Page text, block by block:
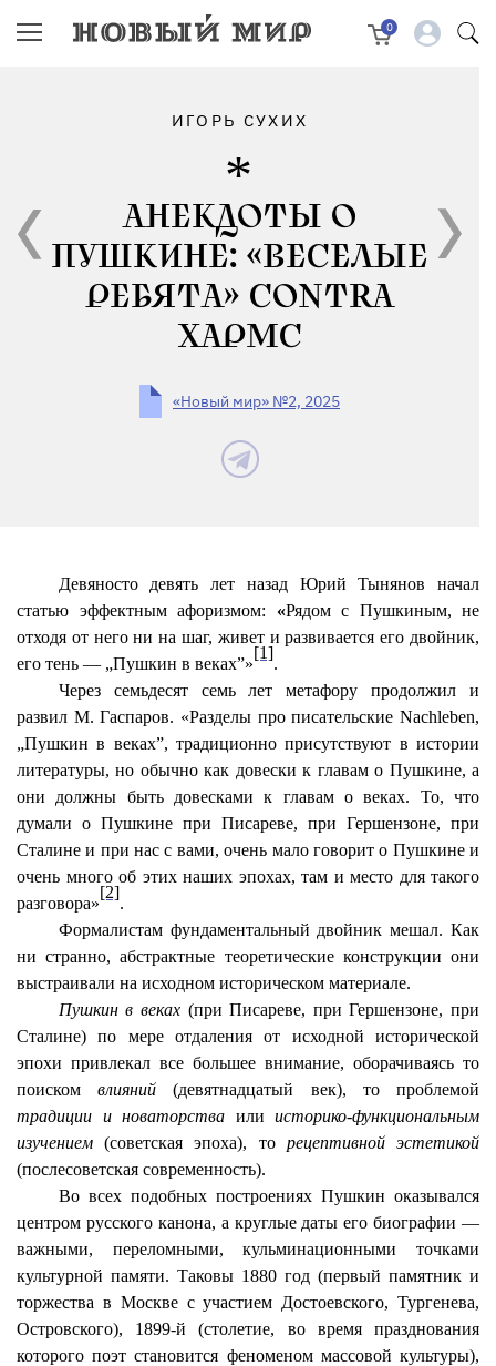
0
ИГОРЬ СУХИХ
АНЕКДОТЫ О
ПУШКИНЕ: «ВЕСЕЛЫЕ
РЕБЯТА» CONTRA
ХАРМС
«Новый мир» №2, 2025
Девяносто девять лет назад
Юрий Тынянов начал
статью эффектным афоризмом: «Рядом с Пушкиным, не
отходя от него ни на шаг, живет и развивается его двойник,
его тень — „Пушкин в веках”»
[1]
.
Через семьдесят семь лет метафору продолжил и
развил М. Гаспаров. «Разделы про писательские Nachleben,
„Пушкин в веках”, традиционно присутствуют в истории
литературы, но обычно как довески к главам о Пушкине, а
они должны быть довесками к главам о веках. То, что
думали о Пушкине при Писареве, при Гершензоне, при
Сталине и при нас с вами, очень мало говорит о Пушкине и
очень много об этих наших эпохах, там и место для такого
разговора»
[2]
.
Формалистам фундаментальный двойник мешал. Как
ни странно, абстрактные теоретические конструкции они
выстраивали на исходном историческом материале.
Пушкин в веках (при Писареве, при Гершензоне, при
Сталине) по мере отдаления от исходной исторической
эпохи привлекал все большее внимание, оборачиваясь то
поискомвлияний (девятнадцатый век), то проблемой
традиции и новаторства или историко-функциональным
изучением (советская эпоха), то рецептивной эстетикой
(послесоветская современность).
Во всех подобных построениях Пушкин оказывался
центром русского канона, а круглые даты его биографии —
важными, переломными, кульминационными точками
культурной памяти. Таковы 1880 год (первый памятник и
торжества в Москве с участием Достоевского, Тургенева,
Островского), 1899-й (столетие, во время празднования
которого поэт становится феноменом массовой культуры),